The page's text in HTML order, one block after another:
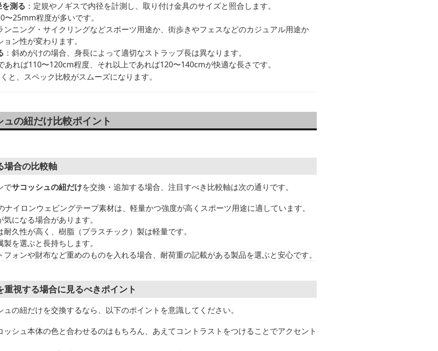
測る ：定規やノギスで内径を計測し、取り付け金具のサイズと照合します。
25mm程度が多いです。
ンニング・サイクリングなどスポーツ用途か、街歩きやフェスなどのカジュアル用途か
ン性が変わります。
：斜めがけの場合、身長によって適切なストラップ長は異なります。
れば110〜120cm程度、それ以上であれば120〜140cmが快適な長さです。
と、スペック比較がスムーズになります。
の紐だけ比較ポイント
場合の比較軸
でサコッシュの紐だけを交換・追加する場合、注目すべき比較軸は次の通りです。
イロンウェビングテープ素材は、軽量かつ強度が高くスポーツ用途に適しています。
になる場合があります。
耐久性が高く、樹脂（プラスチック）製は軽量です。
を選ぶと長持ちします。
フォンや財布など重めのものを入れる場合、耐荷重の記載がある製品を選ぶと安心です。
視する場合に見るべきポイント
の紐だけを交換するなら、以下のポイントを意識してください。
ッシュ本体の色と合わせるのはもちろん、あえてコントラストをつけることでアクセント